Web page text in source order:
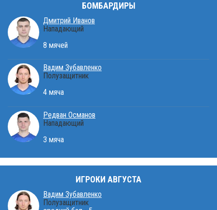
БОМБАРДИРЫ
Дмитрий Иванов
Нападающий
8 мячей
Вадим Зубавленко
Полузащитник
4 мяча
Редван Османов
Нападающий
3 мяча
ИГРОКИ АВГУСТА
Вадим Зубавленко
Полузащитник